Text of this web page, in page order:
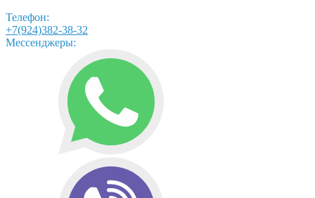
Телефон:
+7(924)382-38-32
Мессенджеры: